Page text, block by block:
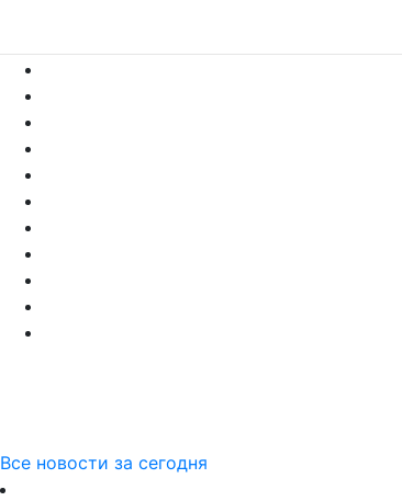
Все новости за сегодня